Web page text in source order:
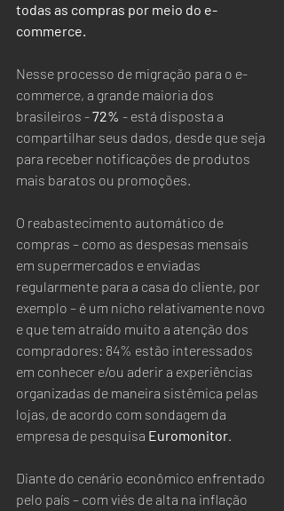
todas as compras por meio do e-
commerce.
Nesse processo de migração para o e-
commerce, a grande maioria dos
brasileiros - 72% - está disposta a
compartilhar seus dados, desde que seja
para receber notificações de produtos
mais baratos ou promoções.
O reabastecimento automático de
compras – como as despesas mensais
em supermercados e enviadas
regularmente para a casa do cliente, por
exemplo – é um nicho relativamente novo
e que tem atraído muito a atenção dos
compradores: 84% estão interessados
em conhecer e/ou aderir a experiências
organizadas de maneira sistêmica pelas
lojas, de acordo com sondagem da
empresa de pesquisa Euromonitor.
Diante do cenário econômico enfrentado
pelo país – com viés de alta na inflação